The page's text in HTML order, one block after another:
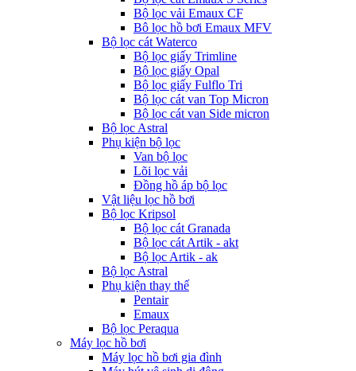
Bộ lọc vải Emaux CF
Bô lọc hồ bơi Emaux MFV
Bộ lọc cát Waterco
Bộ lọc giấy Trimline
Bộ lọc giấy Opal
Bộ lọc giấy Fulflo Tri
Bộ lọc cát van Top Micron
Bộ lọc cát van Side micron
Bộ lọc Astral
Phụ kiện bộ lọc
Van bộ lọc
Lõi lọc vải
Đồng hồ áp bộ lọc
Vật liệu lọc hồ bơi
Bộ lọc Kripsol
Bộ lọc cát Granada
Bộ lọc cát Artik - akt
Bộ lọc Artik - ak
Bộ lọc Astral
Phụ kiện thay thế
Pentair
Emaux
Bộ lọc Peraqua
Máy lọc hồ bơi
Máy lọc hồ bơi gia đình